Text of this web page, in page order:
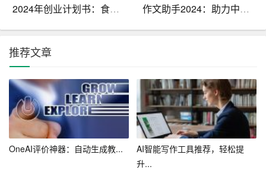
（2）学习办公软件高级技巧，提高工作效率。
（3）培养良好的时间管理习惯，合理安排工作与生活。
4. 工作成果
（1）完成公司下达的年度业绩指标。
（2）争取获得部门优秀员工、公司优秀员工等荣誉。
（3）为公司发展贡献自己的力量，提出有益的建议和方
案。
2024年创业计划书：食堂我做主 作文助手2024：助力中小学生提升写作能力
推荐文章
OneAI评价神器：自动生成教...
AI智能写作工具推荐，轻松提
升...